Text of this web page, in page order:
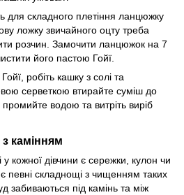
для складного плетіння ланцюжку
ложку звичайного оцту треба
розчин. Замочити ланцюжок на 7
його пастою Гойї.
робіть кашку з солі та
серветкою втирайте суміш до
водою та витріть виріб
камінням
у кожної дівчини є сережки, кулон чи
певні складнощі з чищенням таких
забиваються під камінь та між